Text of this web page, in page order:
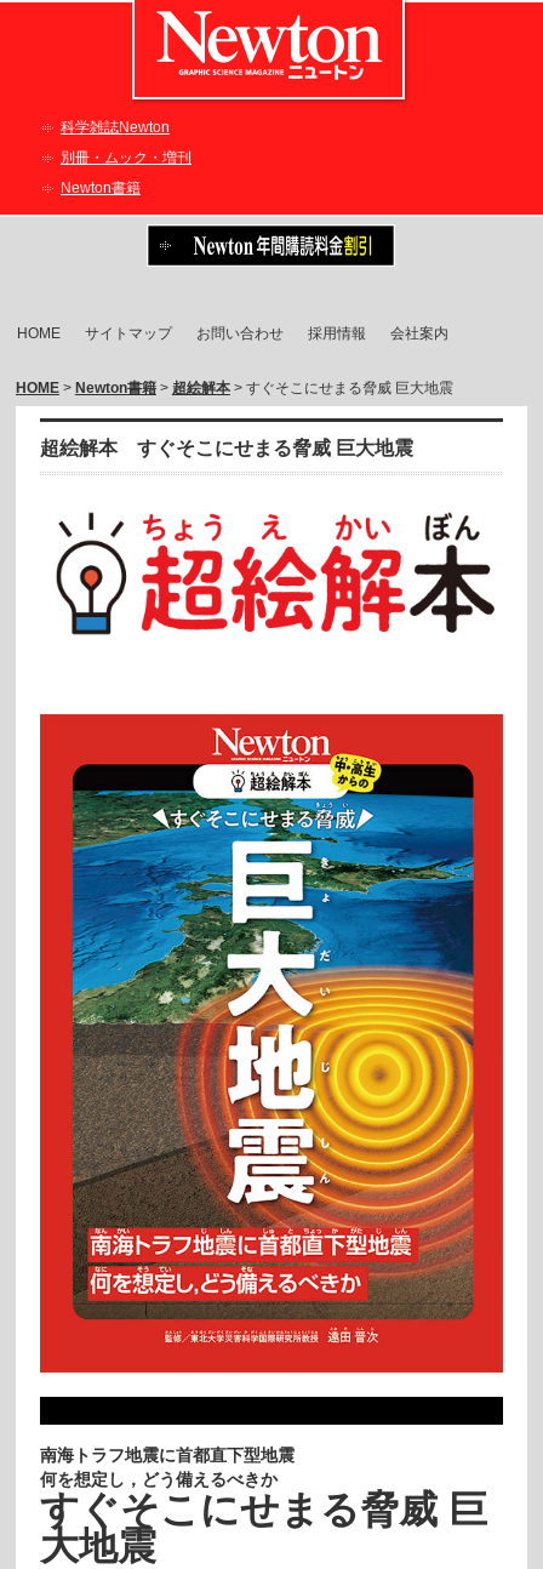
科学雑誌Newton
別冊・ムック・増刊
Newton書籍
HOME サイトマップ お問い合わせ 採用情報 会社案内
HOME> Newton書籍> 超絵解本> すぐそこにせまる脅威 巨大地震
超絵解本 すぐそこにせまる脅威 巨大地震
南海トラフ地震に首都直下型地震
何を想定し，どう備えるべきか
すぐそこにせまる脅威 巨
大地震